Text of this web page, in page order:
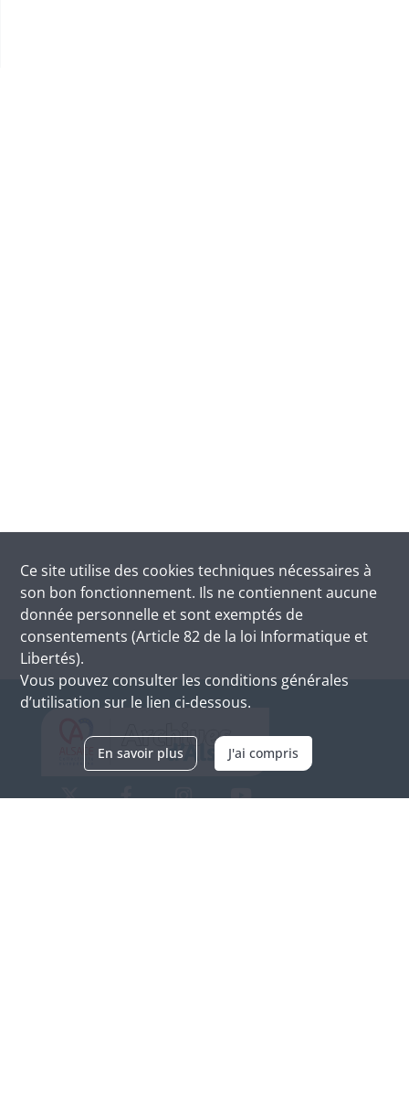
Ce site utilise des cookies techniques nécessaires à
son bon fonctionnement. Ils ne contiennent aucune
donnée personnelle et sont exemptés de
consentements (Article 82 de la loi Informatique et
Libertés).
Vous pouvez consulter les conditions générales
d’utilisation sur le lien ci-dessous.
En savoir plus J'ai compris